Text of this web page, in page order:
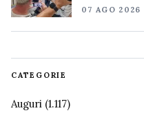
07 AGO 2026
CATEGORIE
Auguri (1.117)